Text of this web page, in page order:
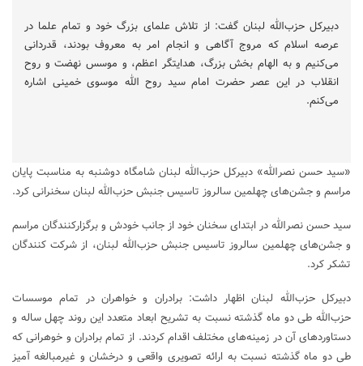
دبیرکل حزب‌الله لبنان گفت: از تلاش علمای بزرگ خود و تمام علما در
عرصه اسلام که مروج آگاهی و انجام امر به معروف بودند، قدردانی
می‌کنیم و به الهام بخش بزرگ، هدایتگر اعظم، و موسس نهضت و روح
انقلاب در این عصر حضرت امام سید روح الله موسوی خمینی اشاره
می‌کنم.
«سید حسن نصرالله» دبیرکل حزب‌الله لبنان شامگاه دوشنبه به مناسبت پایان
مراسم و جشن‌های چهلمین سالروز تاسیس جنبش حزب‌الله لبنان سخنرانی کرد.
سید حسن نصرالله در ابتدای سخنان خود از جانب خودش و برگزارکنندگان مراسم
و جشن‌های چهلمین سالروز تاسیس جنبش حزب‌الله لبنان، از شرکت کنندگان
تشکر کرد.
دبیرکل حزب‌الله لبنان اظهار داشت: برادران و خواهران در تمام موسسات
حزب‌الله طی دو ماه گذشته نسبت به تشریح ابعاد متعدد این روند چهل ساله و
دستاورد‌های آن در زمینه‌های مختلف اقدام کردند. از تمام برادران و خوهرانی که
طی دو ماه گذشته نسبت به ارائه تصویری واقعی و درخشان و غیرمبالغه آمیز